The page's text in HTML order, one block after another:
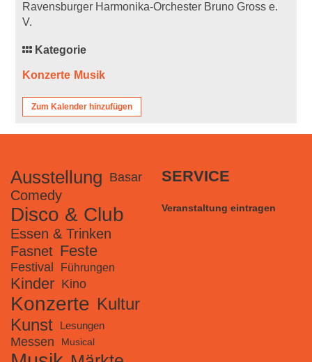
Ravensburger Harmonika-Orchester Bruno Gross e.
V.
Kategorie
Konzerte Musik
Zum Kalender hinzufügen
Ausstellung Basar
Comedy
Disco & Club
Essen & Trinken
Fasnet Feste
Festival Führungen
Kinder Kino
Konzerte Kultur
Kunst
Lesungen
Messen Musical
SERVICE
Veranstaltung eintragen